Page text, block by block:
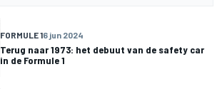
FORMULE 16 jun 2024
Terug naar 1973: het debuut van de safety car
in de Formule 1